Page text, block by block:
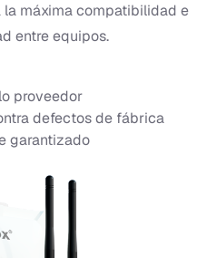
la máxima compatibilidad e
entre equipos.
proveedor
defectos de fábrica
garantizado